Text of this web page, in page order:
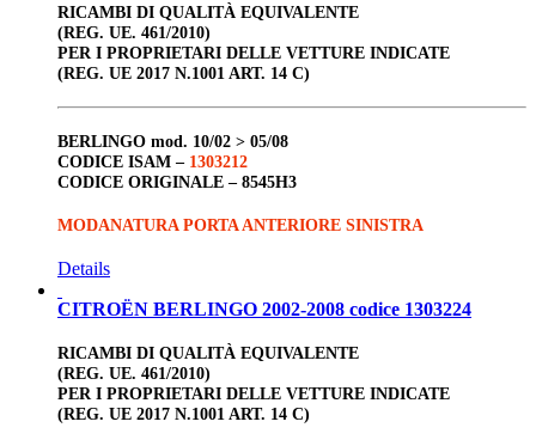
RICAMBI DI QUALITÀ EQUIVALENTE
(REG. UE. 461/2010)
PER I PROPRIETARI DELLE VETTURE INDICATE
(REG. UE 2017 N.1001 ART. 14 C)
BERLINGO mod. 10/02 > 05/08
CODICE ISAM – 1303212
CODICE ORIGINALE – 8545H3
MODANATURA PORTA ANTERIORE SINISTRA
Details
CITROËN BERLINGO 2002-2008 codice 1303224
RICAMBI DI QUALITÀ EQUIVALENTE
(REG. UE. 461/2010)
PER I PROPRIETARI DELLE VETTURE INDICATE
(REG. UE 2017 N.1001 ART. 14 C)